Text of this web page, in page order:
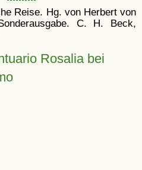
Reise. Hg. von Herbert von
C. H. Beck,
Rosalia bei